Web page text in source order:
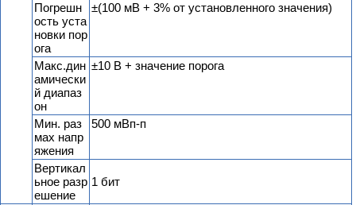
Погрешн
ость уста
новки пор
ога
±(100 мВ + 3% от установленного значения)
Макс.дин
амически
й диапаз
он
±10 В + значение порога
Мин. раз
мах напр
яжения
500 мВп-п
Вертикал
ьное разр
ешение
1 бит